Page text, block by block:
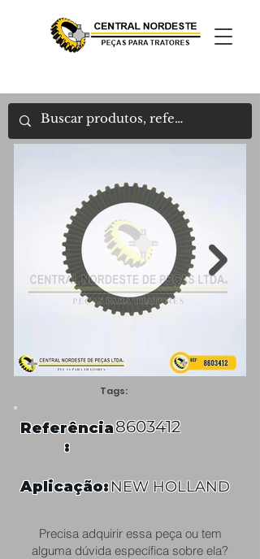
Tags:
Referência
:
8603412
Aplicação:NEW HOLLAND
Precisa adquirir essa peça ou tem
alguma dúvida específica sobre ela?